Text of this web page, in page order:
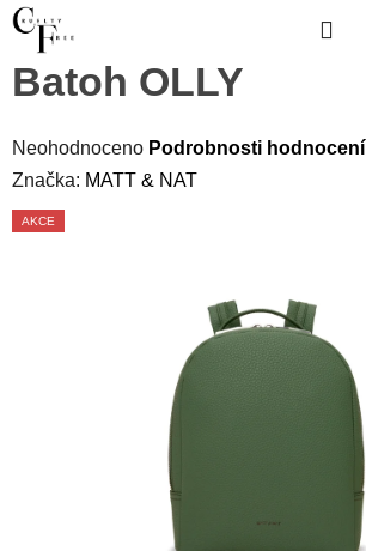
Přejít
na
obsah
Batoh OLLY
hodnocení
produktu
Neohodnoceno Podrobnosti hodnocení
Značka: MATT & NAT
AKCE